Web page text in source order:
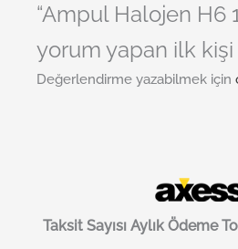
“Ampul Halojen H6
yorum yapan ilk
Değerlendirme yazabilmek için
Taksit Sayısı Aylık Ödeme